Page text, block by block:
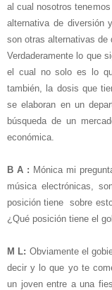
al cual nosotros
alternativa de diversión
son otras alternativas de
Verdaderamente lo que
el cual no solo es lo
también, la dosis que
se elaboran en un
búsqueda de un
económica.
B A : Mónica mi
música electrónicas,
posición tiene sobre
¿Qué posición tiene el
M L: Obviamente el
decir y lo que yo te
un joven entre a una